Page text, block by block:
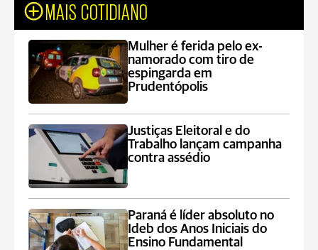
MAIS COTIDIANO
Mulher é ferida pelo ex-
namorado com tiro de
espingarda em
Prudentópolis
Justiças Eleitoral e do
Trabalho lançam campanha
contra assédio
Paraná é líder absoluto no
Ideb dos Anos Iniciais do
Ensino Fundamental